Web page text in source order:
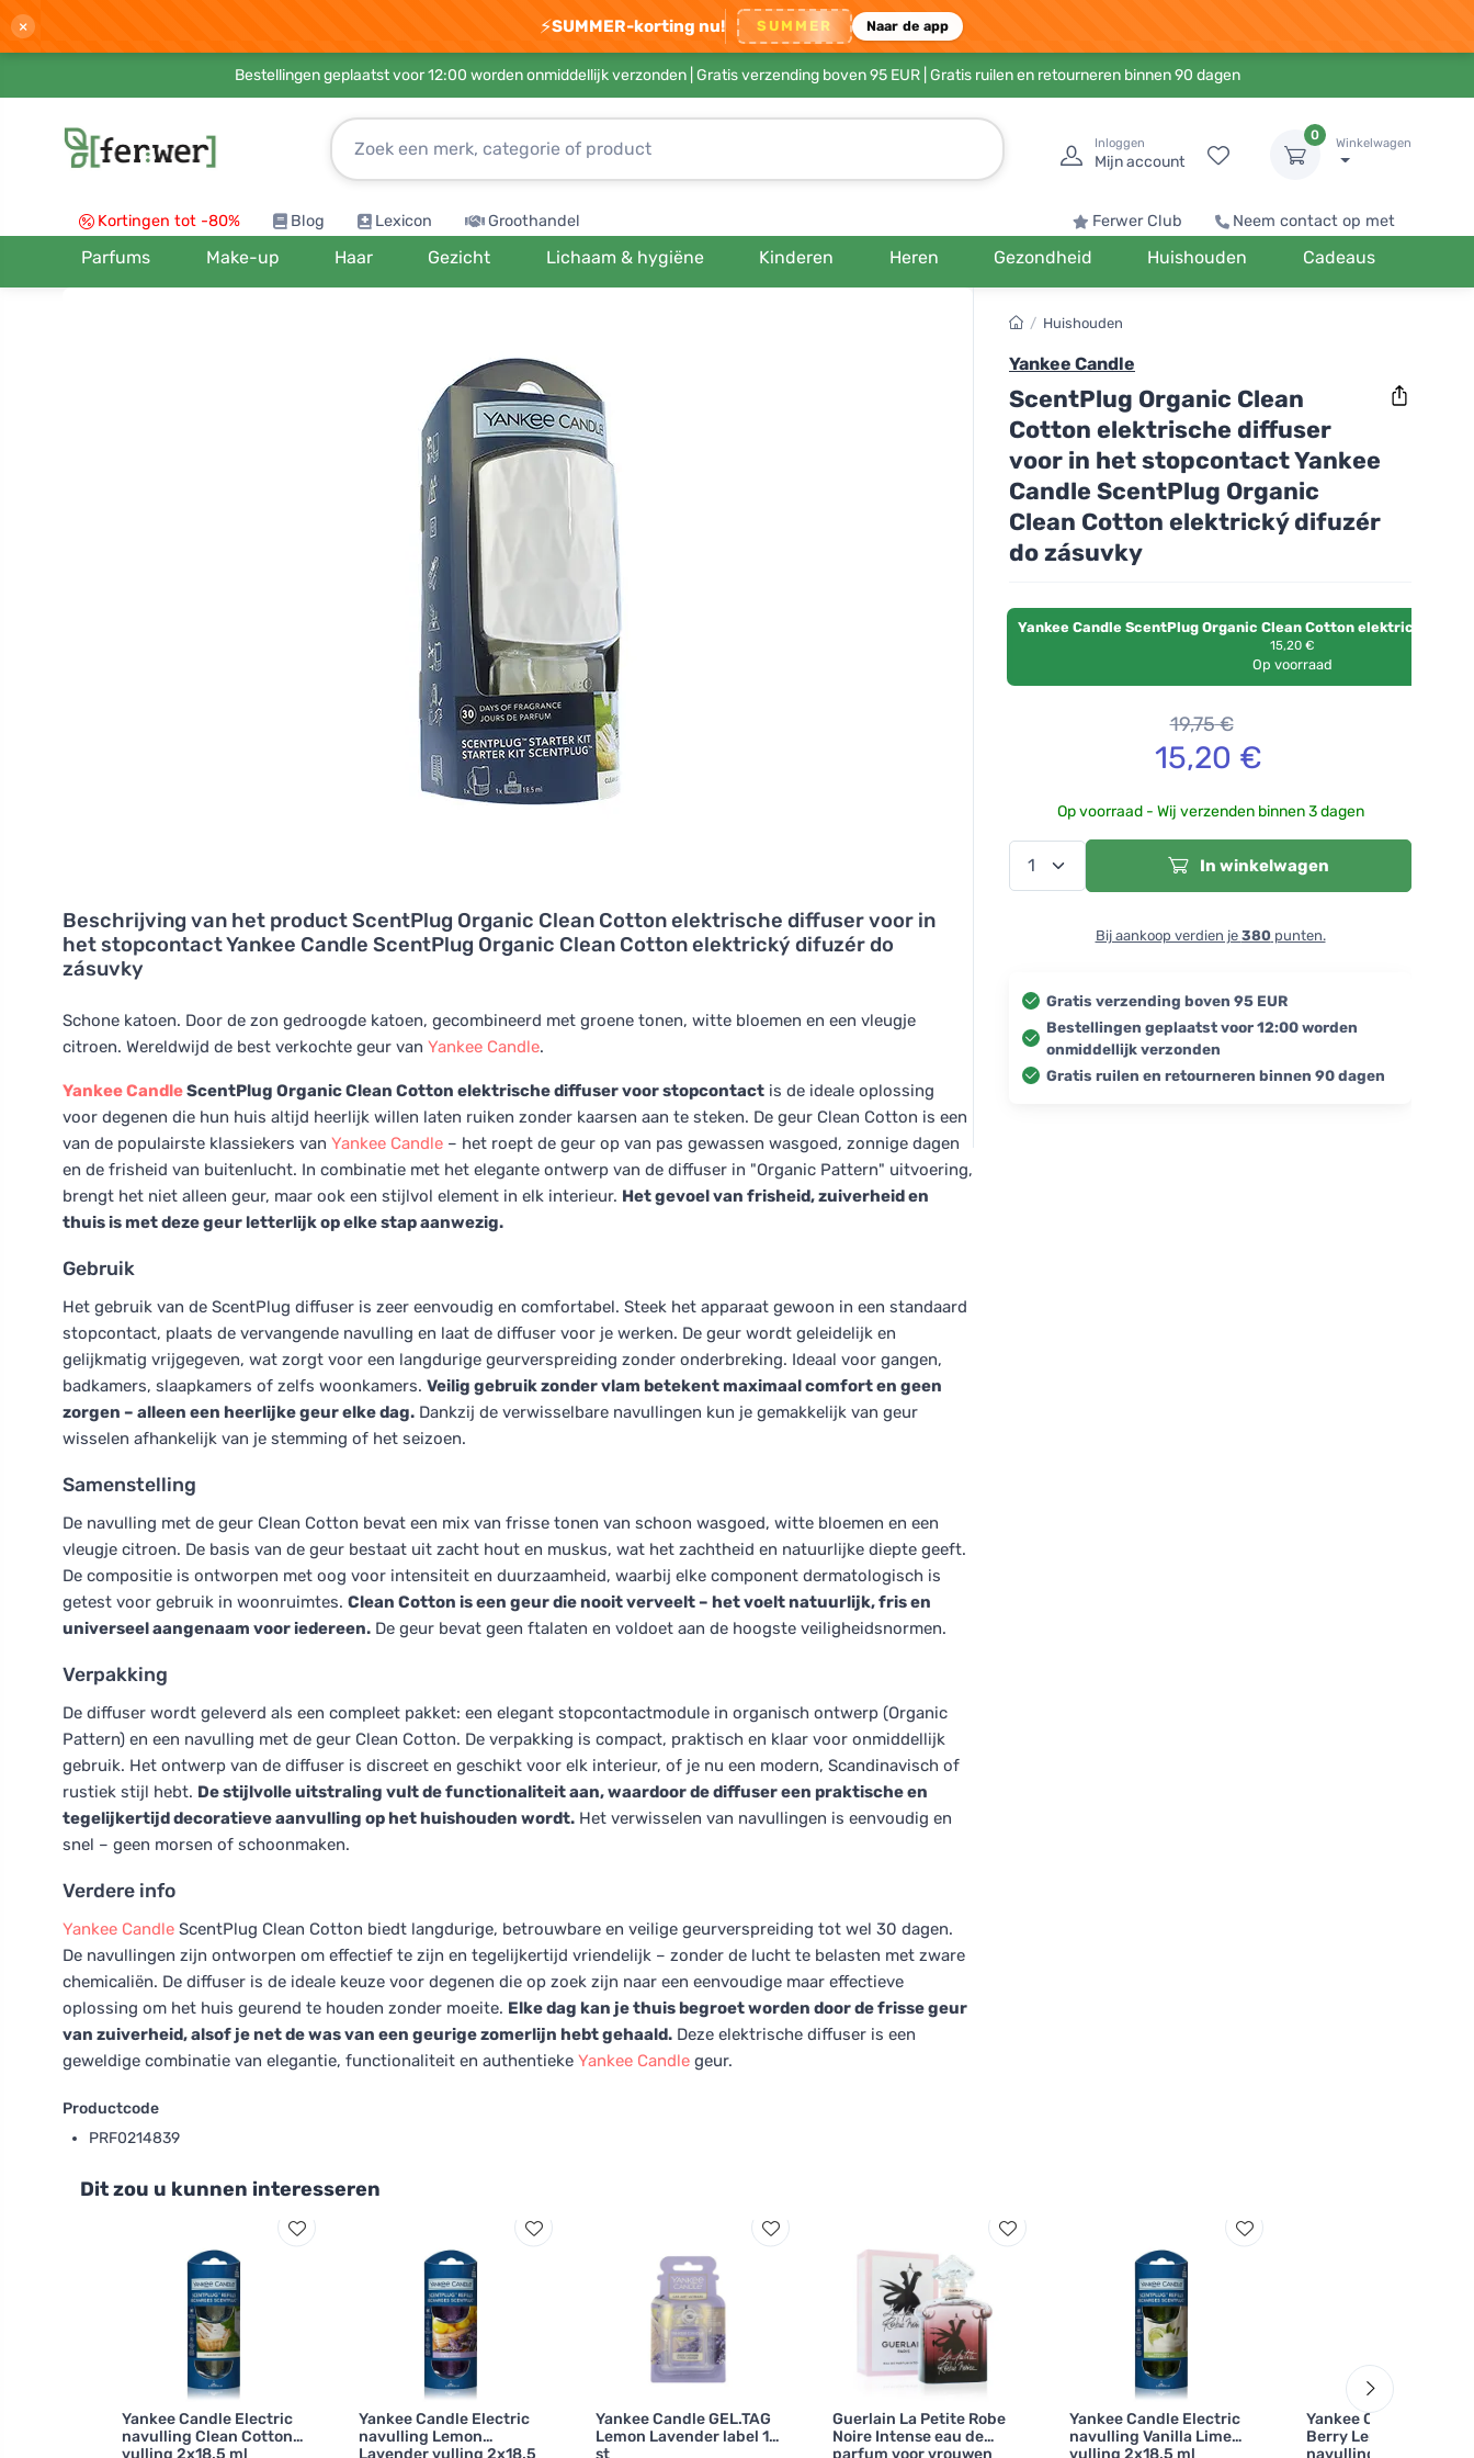
× ⚡SUMMER-korting nu! SUMMER Naar de app
Bestellingen geplaatst voor 12:00 worden onmiddellijk verzonden | Gratis verzending boven 95 EUR| Gratis ruilen en retourneren binnen 90 dagen
Inloggen
Mijn account
0
Winkelwagen
Kortingen tot -80% Blog Lexicon Groothandel Ferwer Club Neem contact op met
Parfums Make-up Haar Gezicht Lichaam & hygiëne Kinderen Heren Gezondheid Huishouden Cadeaus
Beschrijving van het productScentPlug Organic Clean Cotton elektrische diffuser voor in
het stopcontact Yankee Candle ScentPlug Organic Clean Cotton elektrický difuzér do
zásuvky
Schone katoen. Door de zon gedroogde katoen, gecombineerd met groene tonen, witte bloemen en een vleugje
citroen. Wereldwijd de best verkochte geur van Yankee Candle.
Yankee CandleScentPlug Organic Clean Cotton elektrische diffuser voor stopcontact is de ideale oplossing
voor degenen die hun huis altijd heerlijk willen laten ruiken zonder kaarsen aan te steken. De geur Clean Cotton is een
van de populairste klassiekers van Yankee Candle – het roept de geur op van pas gewassen wasgoed, zonnige dagen
en de frisheid van buitenlucht. In combinatie met het elegante ontwerp van de diffuser in "Organic Pattern" uitvoering,
brengt het niet alleen geur, maar ook een stijlvol element in elk interieur. Het gevoel van frisheid, zuiverheid en
thuis is met deze geur letterlijk op elke stap aanwezig.
Gebruik
Het gebruik van de ScentPlug diffuser is zeer eenvoudig en comfortabel. Steek het apparaat gewoon in een standaard
stopcontact, plaats de vervangende navulling en laat de diffuser voor je werken. De geur wordt geleidelijk en
gelijkmatig vrijgegeven, wat zorgt voor een langdurige geurverspreiding zonder onderbreking. Ideaal voor gangen,
badkamers, slaapkamers of zelfs woonkamers. Veilig gebruik zonder vlam betekent maximaal comfort en geen
zorgen – alleen een heerlijke geur elke dag. Dankzij de verwisselbare navullingen kun je gemakkelijk van geur
wisselen afhankelijk van je stemming of het seizoen.
Samenstelling
De navulling met de geur Clean Cotton bevat een mix van frisse tonen van schoon wasgoed, witte bloemen en een
vleugje citroen. De basis van de geur bestaat uit zacht hout en muskus, wat het zachtheid en natuurlijke diepte geeft.
De compositie is ontworpen met oog voor intensiteit en duurzaamheid, waarbij elke component dermatologisch is
getest voor gebruik in woonruimtes. Clean Cotton is een geur die nooit verveelt – het voelt natuurlijk, fris en
universeel aangenaam voor iedereen. De geur bevat geen ftalaten en voldoet aan de hoogste veiligheidsnormen.
Verpakking
De diffuser wordt geleverd als een compleet pakket: een elegant stopcontactmodule in organisch ontwerp (Organic
Pattern) en een navulling met de geur Clean Cotton. De verpakking is compact, praktisch en klaar voor onmiddellijk
gebruik. Het ontwerp van de diffuser is discreet en geschikt voor elk interieur, of je nu een modern, Scandinavisch of
rustiek stijl hebt. De stijlvolle uitstraling vult de functionaliteit aan, waardoor de diffuser een praktische en
tegelijkertijd decoratieve aanvulling op het huishouden wordt. Het verwisselen van navullingen is eenvoudig en
snel – geen morsen of schoonmaken.
Verdere info
Yankee Candle ScentPlug Clean Cotton biedt langdurige, betrouwbare en veilige geurverspreiding tot wel 30 dagen.
De navullingen zijn ontworpen om effectief te zijn en tegelijkertijd vriendelijk – zonder de lucht te belasten met zware
chemicaliën. De diffuser is de ideale keuze voor degenen die op zoek zijn naar een eenvoudige maar effectieve
oplossing om het huis geurend te houden zonder moeite. Elke dag kan je thuis begroet worden door de frisse geur
van zuiverheid, alsof je net de was van een geurige zomerlijn hebt gehaald. Deze elektrische diffuser is een
geweldige combinatie van elegantie, functionaliteit en authentieke Yankee Candle geur.
Productcode
PRF0214839
/ Huishouden
Yankee Candle
ScentPlug Organic Clean
Cotton elektrische diffuser
voor in het stopcontact Yankee
Candle ScentPlug Organic
Clean Cotton elektrický difuzér
do zásuvky
Yankee Candle ScentPlug Organic Clean Cotton elektrický
15,20 €
Op voorraad
19,75€
15,20 €
Op voorraad - Wij verzenden binnen 3 dagen
In winkelwagen
Bij aankoop verdien je 380punten.
Gratis verzending boven 95 EUR
Bestellingen geplaatst voor 12:00 worden
onmiddellijk verzonden
Gratis ruilen en retourneren binnen 90 dagen
Dit zou u kunnen interesseren
Yankee Candle Electric
navulling Clean Cotton
vulling 2x18,5 ml
Yankee Candle Electric
navulling Lemon
Lavender vulling 2x18,5
Yankee Candle GEL.TAG
Lemon Lavender label 1
st
Guerlain La Petite Robe
Noire Intense eau de
parfum voor vrouwen
Yankee Candle Electric
navulling Vanilla Lime
vulling 2x18,5 ml
Yankee Candle Iced
Berry Lemonade
navulling voor